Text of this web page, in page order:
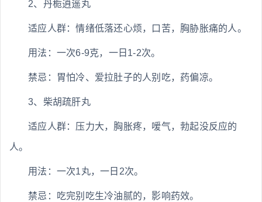
2、丹栀逍遥丸
适应人群：情绪低落还心烦，口苦，胸胁胀痛的人。
用法：一次6-9克，一日1-2次。
禁忌：胃怕冷、爱拉肚子的人别吃，药偏凉。
3、柴胡疏肝丸
适应人群：压力大，胸胀疼，嗳气，勃起没反应的
人。
用法：一次1丸，一日2次。
禁忌：吃完别吃生冷油腻的，影响药效。